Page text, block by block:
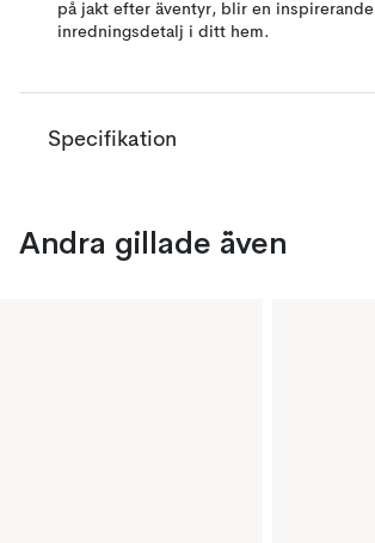
på jakt efter äventyr, blir en inspirerande
inredningsdetalj i ditt hem.
Specifikation
Andra gillade även